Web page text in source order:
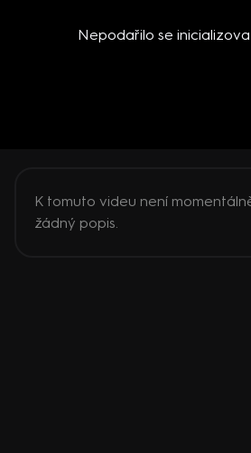
Nepodařilo se
K tomuto videu není
žádný popis.